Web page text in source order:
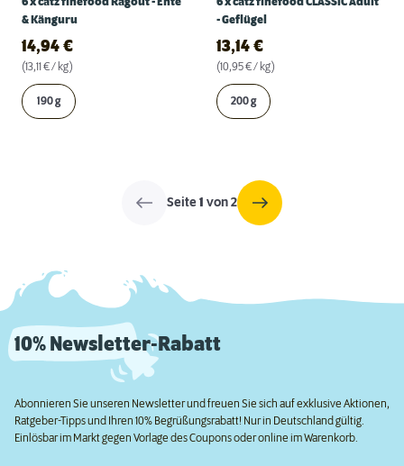
& Känguru
14,94 €
(13,11 € / kg)
190 g
- Geflügel
13,14 €
(10,95 € / kg)
200 g
Seite1 von 2
10% Newsletter-Rabatt
Abonnieren Sie unseren Newsletter und freuen Sie sich auf exklusive Aktionen,
Ratgeber-Tipps und Ihren 10% Begrüßungsrabatt! Nur in Deutschland gültig.
Einlösbar im Markt gegen Vorlage des Coupons oder online im Warenkorb.